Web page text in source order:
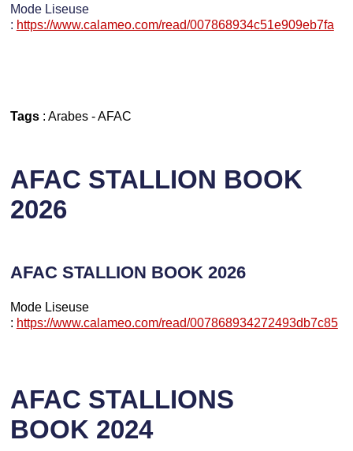
Mode Liseuse
: https://www.calameo.com/read/007868934c51e909eb7fa
Tags: Arabes-AFAC
AFAC STALLION BOOK
2026
AFAC STALLION BOOK 2026
Mode Liseuse
: https://www.calameo.com/read/007868934272493db7c85
AFAC STALLIONS
BOOK 2024